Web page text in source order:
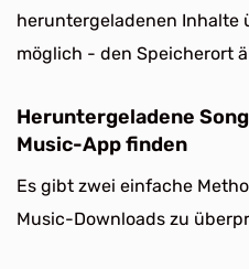
heruntergeladenen Inhalte
möglich - den Speicherort
Heruntergeladene
Music-App finden
Es gibt zwei einfache
Music-Downloads zu